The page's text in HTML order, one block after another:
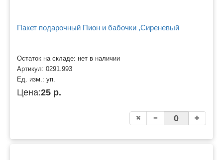
Пакет подарочный Пион и бабочки ,Сиреневый
Остаток на складе: нет в наличии
Артикул: 0291.993
Ед. изм.: уп.
Цена:25 р.